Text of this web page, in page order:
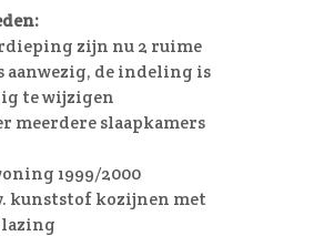
zijn nu 2 ruime
aanwezig, de indeling is
te wijzigen
meerdere slaapkamers
1999/2000
kunststof kozijnen met